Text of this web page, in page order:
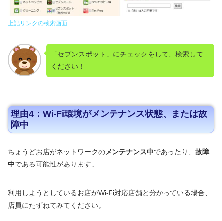
上記リンクの検索画面
「セブンスポット」にチェックをして、検索して
ください！
理由4：Wi-Fi環境がメンテナンス状態、または故
障中
ちょうどお店がネットワークのメンテナンス中であったり、 故障
中である可能性があります。
利用しようとしているお店がWi-Fi対応店舗と分かっている場合、
店員にたずねてみてください。